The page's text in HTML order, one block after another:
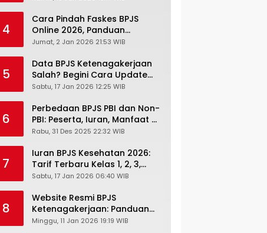
4
Cara Pindah Faskes BPJS
Online 2026, Panduan
Lengkap via Mobile JKN,
Cabang
Jumat, 2 Jan 2026 21:53 WIB
5
Data BPJS Ketenagakerjaan
Salah? Begini Cara Update
Rekening, Alamat, HP di JMO
Sabtu, 17 Jan 2026 12:25 WIB
6
Perbedaan BPJS PBI dan Non-
PBI: Peserta, Iuran, Manfaat &
Masa Berlaku Terbaru 2026
Rabu, 31 Des 2025 22:32 WIB
7
Iuran BPJS Kesehatan 2026:
Tarif Terbaru Kelas 1, 2, 3,
Cara Bayar, Denda &
JKN-KIS
Sabtu, 17 Jan 2026 06:40 WIB
8
Website Resmi BPJS
Ketenagakerjaan: Panduan
Lengkap Akses dan Fitur
Minggu, 11 Jan 2026 19:19 WIB